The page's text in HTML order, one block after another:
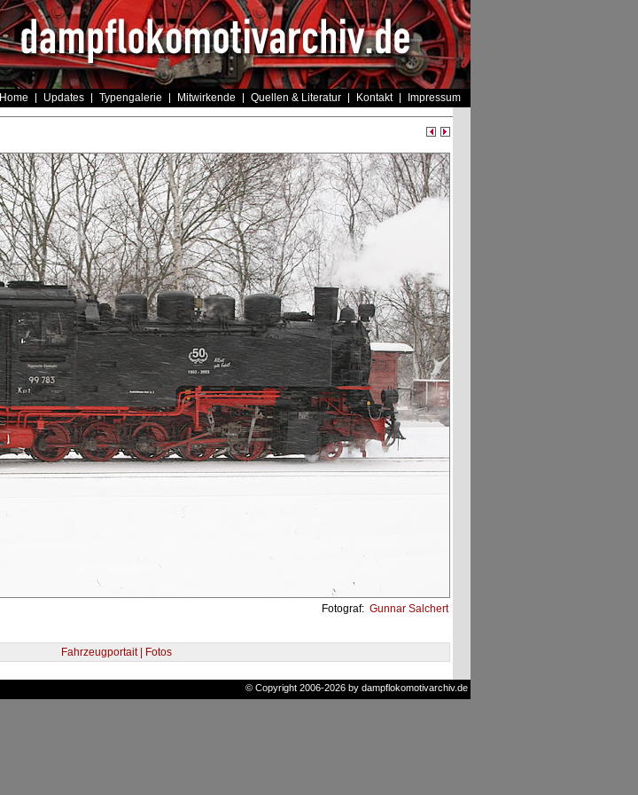
Home Updates Typengalerie Mitwirkende Quellen & Literatur Kontakt Impressum
Fotograf: Gunnar Salchert
Fahrzeugportait | Fotos
© Copyright 2006-2026 by dampflokomotivarchiv.de